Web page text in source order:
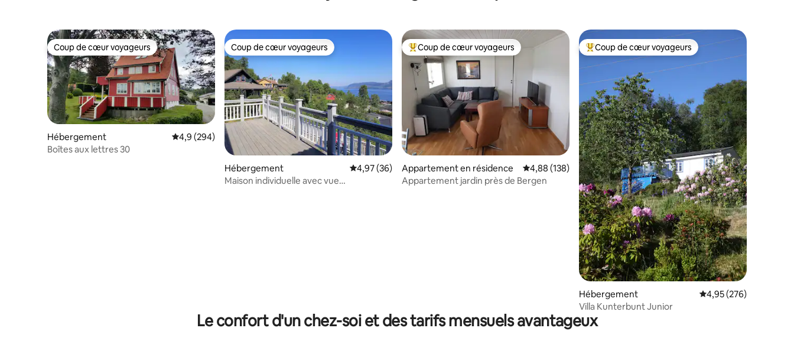
Coup de cœur voyageurs
Coup de cœur voyageurs
Hébergement Évaluation moyenne sur la base de 294 commentaires : 4,9 sur 5
4,9 (294)
Boîtes aux lettres 30
Coup de cœur voyageurs
Coup de cœur voyageurs
Hébergement Évaluation moyenne sur la base de 36 commentaires : 4,97 sur 5
4,97 (36)
Maison individuelle avec vue
Coups de cœur voyageurs les plus appréciés
Coup de cœur voyageurs
Appartement en résidence Évaluation moyenne sur la base de 138 commentaires : 4,88 sur 5
4,88 (138)
Appartement jardin près de Bergen
Coups de cœur voyageurs les plus appréciés
Coup de cœur voyageurs
Hébergement Évaluation moyenne
4,95 (276)
Villa Kunterbunt Junior
Le confort d'un chez-soi et des tarifs mensuels avantageux